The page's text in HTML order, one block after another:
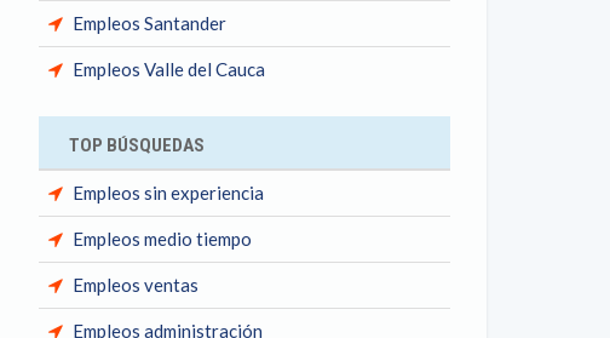
Empleos Santander
Empleos Valle del Cauca
TOP BÚSQUEDAS
Empleos sin experiencia
Empleos medio tiempo
Empleos ventas
Empleos administración